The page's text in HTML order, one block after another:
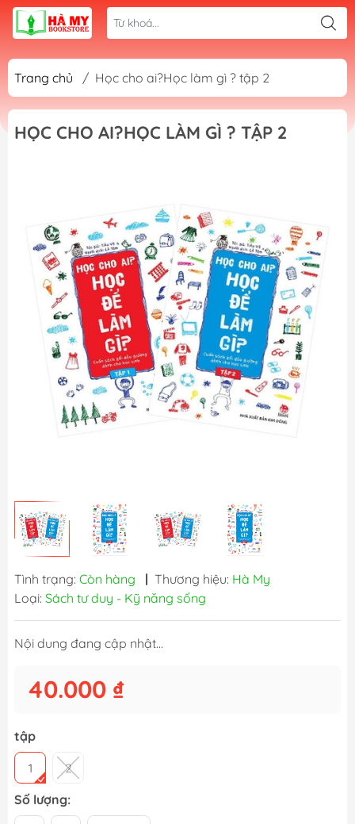
Trang chủ / Học cho ai?Học làm gì ? tập 2
HỌC CHO AI?HỌC LÀM GÌ ? TẬP 2
Tình trạng: Còn hàng | Thương hiệu: Hà My
Loại: Sách tư duy - Kỹ năng sống
Nội dung đang cập nhật...
40.000 ₫
tập
1 2
Số lượng: